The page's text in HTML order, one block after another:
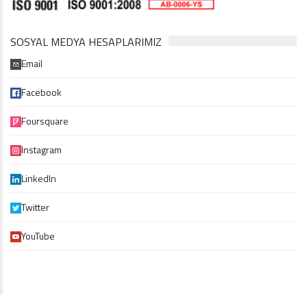
SOSYAL MEDYA HESAPLARIMIZ
Email
Facebook
Foursquare
Instagram
LinkedIn
Twitter
YouTube